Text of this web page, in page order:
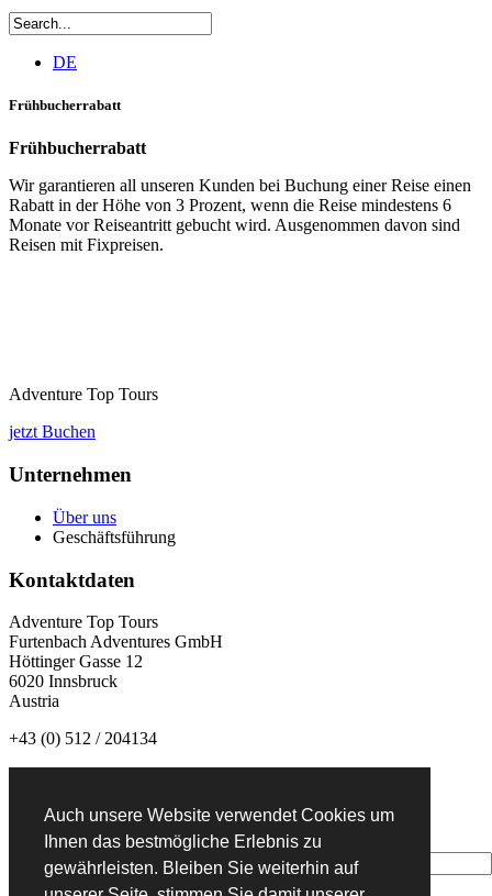
Auch unsere Website verwendet Cookies um
Ihnen das bestmögliche Erlebnis zu
gewährleisten. Bleiben Sie weiterhin auf
DE
Frühbucherrabatt
Frühbucherrabatt
Wir garantieren all unseren Kunden bei Buchung einer Reise einen
Rabatt in der Höhe von 3 Prozent, wenn die Reise mindestens 6
Monate vor Reiseantritt gebucht wird. Ausgenommen davon sind
Reisen mit Fixpreisen.
Adventure Top Tours
jetzt Buchen
Unternehmen
Über uns
Geschäftsführung
Kontaktdaten
Adventure Top Tours
Furtenbach Adventures GmbH
Höttinger Gasse 12
6020 Innsbruck
Austria
+43 (0) 512 / 204134
Newsletteranmeldung: